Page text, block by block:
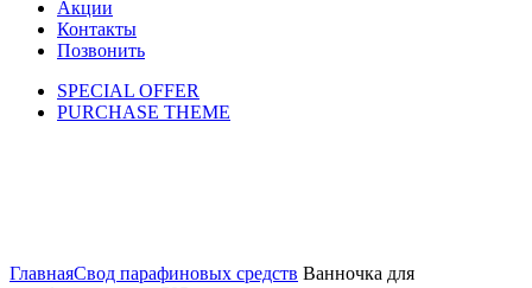
Акции
Контакты
Позвонить
SPECIAL OFFER
PURCHASE THEME
ГлавнаяСвод парафиновых средств Ванночка для